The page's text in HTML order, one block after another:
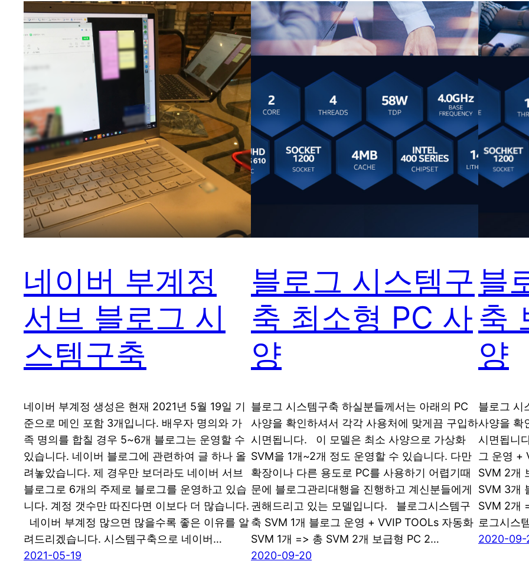
네이버 부계정
서브 블로그 시
스템구축
네이버 부계정 생성은 현재 2021년 5월 19일 기
준으로 메인 포함 3개입니다. 배우자 명의와 가
족 명의를 합칠 경우 5~6개 블로그는 운영할 수
있습니다. 네이버 블로그에 관련하여 글 하나 올
려놓았습니다. 제 경우만 보더라도 네이버 서브
블로그로 6개의 주제로 블로그를 운영하고 있습
니다. 계정 갯수만 따진다면 이보다 더 많습니다.
네이버 부계정 많으면 많을수록 좋은 이유를 알
려드리겠습니다. 시스템구축으로 네이버…
2021-05-19
블로그 시스템구
축 최소형 PC 사
양
블로그 시스템구축 하실분들께서는 아래의 PC
사양을 확인하셔서 각각 사용처에 맞게끔 구입하
시면됩니다. 이 모델은 최소 사양으로 가상화
SVM을 1개~2개 정도 운영할 수 있습니다. 다만
확장이나 다른 용도로 PC를 사용하기 어렵기때
문에 블로그관리대행을 진행하고 계신분들에게
권해드리고 있는 모델입니다. 블로그시스템구
축 SVM 1개 블로그 운영 + VVIP TOOLs 자동화
SVM 1개 => 총 SVM 2개 보급형 PC 2…
2020-09-20
블
축
양
블로그 시
사양을 확
시면됩니
그 운영 +
SVM 2개
SVM 3개
SVM 2개
로그시스
2020-09-